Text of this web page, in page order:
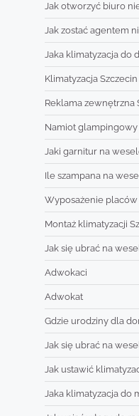
Jak otworzyć biuro
Jak zostać agentem
Jaka klimatyzacja do
Klimatyzacja Szczecin
Reklama zewnętrzna
Namiot glampingowy
Jaki garnitur na
Ile szampana na
Wyposażenie placów
Montaż klimatyzacji
Jak się ubrać na
Adwokaci
Adwokat
Gdzie urodziny dla
Jak się ubrać na
Jak ustawić
Jaka klimatyzacja do